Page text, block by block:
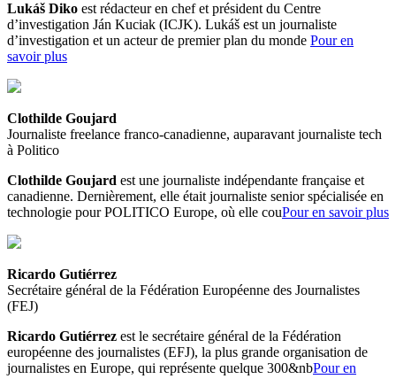
Lukáš Diko est rédacteur en chef et président du Centre
d’investigation Ján Kuciak (ICJK). Lukáš est un journaliste
d’investigation et un acteur de premier plan du monde Pour en
savoir plus
Clothilde Goujard
Journaliste freelance franco-canadienne, auparavant journaliste tech
à Politico
Clothilde Goujard est une journaliste indépendante française et
canadienne. Dernièrement, elle était journaliste senior spécialisée en
technologie pour POLITICO Europe, où elle couPour en savoir plus
Ricardo Gutiérrez
Secrétaire général de la Fédération Européenne des Journalistes
(FEJ)
Ricardo Gutiérrez est le secrétaire général de la Fédération
européenne des journalistes (EFJ), la plus grande organisation de
journalistes en Europe, qui représente quelque 300&nbPour en